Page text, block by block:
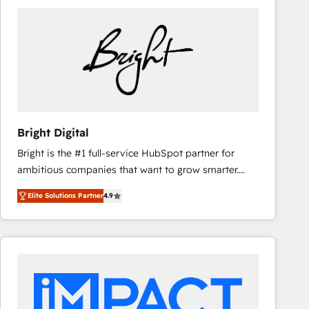
Bright Digital
Bright is the #1 full-service HubSpot partner for
ambitious companies that want to grow smarter.
From HubSpot onboarding, to training, from
developing a new website to lead generation and
digital marketing; we do it all (and with great
results)! In short, our services include: - HubSpot
integrations - Marketing & sales solutions: digital
marketing, advertising, campaigns, content and
Elite Solutions Partner4.9